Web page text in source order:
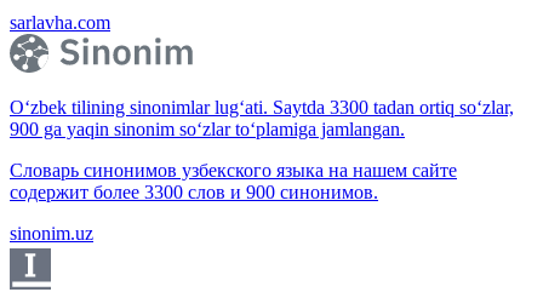
sarlavha.com
O‘zbek tilining sinonimlar lug‘ati. Saytda 3300 tadan ortiq so‘zlar,
900 ga yaqin sinonim so‘zlar to‘plamiga jamlangan.
Словарь синонимов узбекского языка на нашем сайте
содержит более 3300 слов и 900 синонимов.
sinonim.uz